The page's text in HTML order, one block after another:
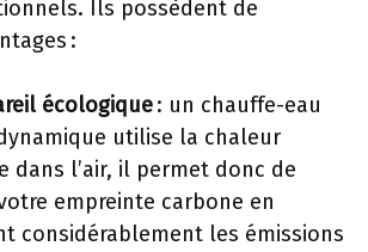
Ils possèdent de
:
écologique: un chauffe-eau
utilise la chaleur
dans l’air, il permet donc de
empreinte carbone en
considérablement les émissions